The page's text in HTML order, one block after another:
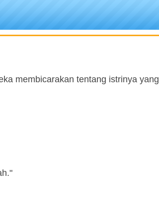
membicarakan tentang istrinya yang